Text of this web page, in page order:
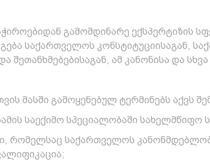
გამომდინარე ექსპერტიზის
საქართველოს კონსტიტუციისაგან,
შეთანხმებებისაგან, ამ კანონისა და
მასში გამოყენებულ ტერმინებს აქვს
საექიმო სპეციალობაში სახელმწიფო
რომელსაც საქართველოს